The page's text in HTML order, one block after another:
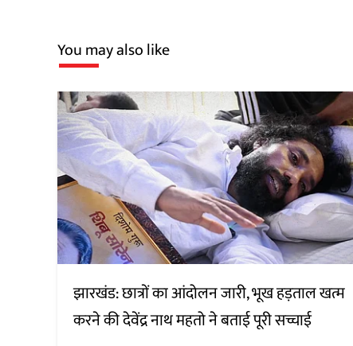
You may also like
झारखंड: छात्रों का आंदोलन जारी, भूख हड़ताल खत्म
करने की देवेंद्र नाथ महतो ने बताई पूरी सच्चाई